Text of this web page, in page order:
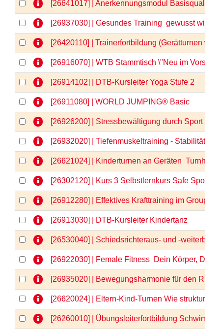
[26641017] | Anerkennungsmodul
[26937030] | Gesundes Training  gewusst wie
[26420110] | Trainerfortbildung (Gerätturnen
[26916070] | WTB Stammtisch \"Neu im
[26914102] | DTB-Kursleiter Yoga Stufe 2
[26911080] | WORLD JUMPING® Basic
[26926200] | Stressbewältigung durch Sport -
[26932020] | Tiefenmuskeltraining - Stabilität
[26621024] | Kinderturnen an Geräten 
[26302120] | Kurs 3 Selbstlernkurs Safe Sport
[26912280] | Effektives Krafttraining im
[26913030] | DTB-Kursleiter Kindertanz
[26530040] | Schiedsrichteraus- und -
[26922030] | Female Fitness  Dein Körper,
[26935020] | Bewegungsharmonie für den
[26620024] | Eltern-Kind-Turnen Wie
[26260010] | Übungsleiterfortbildung